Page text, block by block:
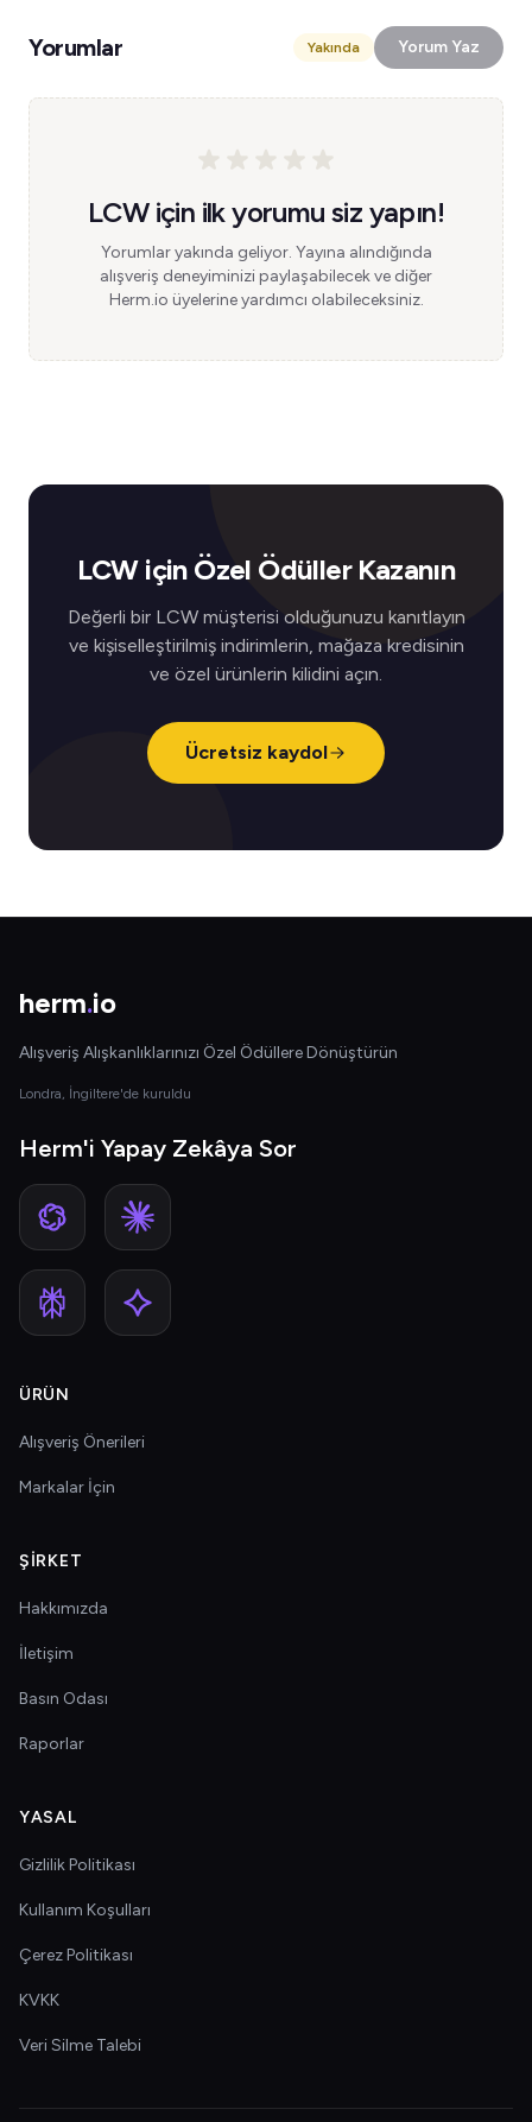
Yorumlar Yakında Yorum Yaz
LCW için ilk yorumu siz yapın!
Yorumlar yakında geliyor. Yayına alındığında
alışveriş deneyiminizi paylaşabilecek ve diğer
Herm.io üyelerine yardımcı olabileceksiniz.
LCW için Özel Ödüller Kazanın
Değerli bir LCW müşterisi olduğunuzu kanıtlayın
ve kişiselleştirilmiş indirimlerin, mağaza kredisinin
ve özel ürünlerin kilidini açın.
Ücretsiz kaydol
herm.io
Alışveriş Alışkanlıklarınızı Özel Ödüllere Dönüştürün
Londra, İngiltere'de kuruldu
Herm'i Yapay Zekâya Sor
ÜRÜN
Alışveriş Önerileri
Markalar İçin
ŞIRKET
Hakkımızda
İletişim
Basın Odası
Raporlar
YASAL
Gizlilik Politikası
Kullanım Koşulları
Çerez Politikası
KVKK
Veri Silme Talebi